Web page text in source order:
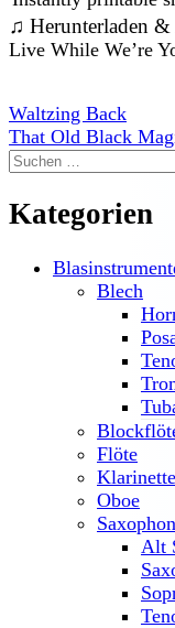
♫ Herunterladen &
Live While We’re
Waltzing Back
That Old Black
Suchen
Kategorien
Blech
Flöte
Klarinette
Oboe
Saxophon
Alt